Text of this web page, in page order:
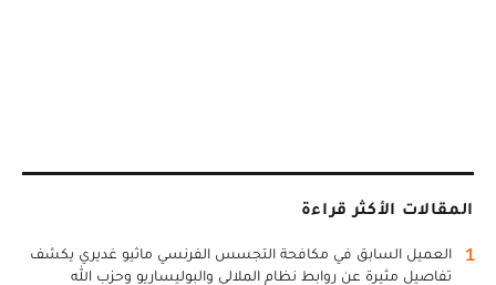
المقالات الأكثر قراءة
1
العميل السابق في مكافحة التجسس الفرنسي ماثيو غديري يكشف
تفاصيل مثيرة عن روابط نظام الملالي والبوليساريو وحزب الله